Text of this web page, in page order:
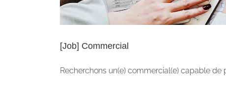
[Job] Commercial
Recherchons un(e) commercial(e) capable de